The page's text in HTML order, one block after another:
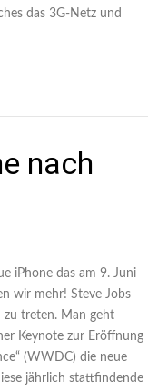
das 3G-Netz und
nach
iPhone das am 9. Juni
wir mehr! Steve Jobs
zu treten. Man geht
Keynote zur Eröffnung
(WWDC) die neue
jährlich stattfindende